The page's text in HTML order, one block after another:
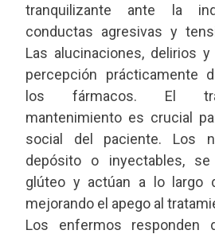
tranquilizante ante la
conductas agresivas y
Las alucinaciones, delirios
percepción prácticamente
los fármacos. El
mantenimiento es crucial
social del paciente. Los
depósito o inyectables,
glúteo y actúan a lo largo
mejorando el apego al
Los enfermos responden